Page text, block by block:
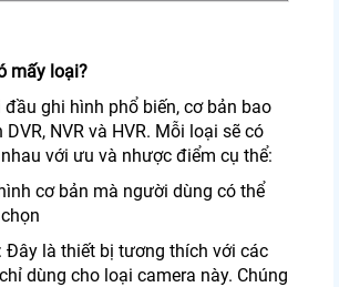
mấy loại?
đầu ghi hình phổ biến, cơ bản bao
NVR và HVR. Mỗi loại sẽ có
với ưu và nhược điểm cụ thể:
cơ bản mà người dùng có thể
Đây là thiết bị tương thích với các
dùng cho loại camera này. Chúng